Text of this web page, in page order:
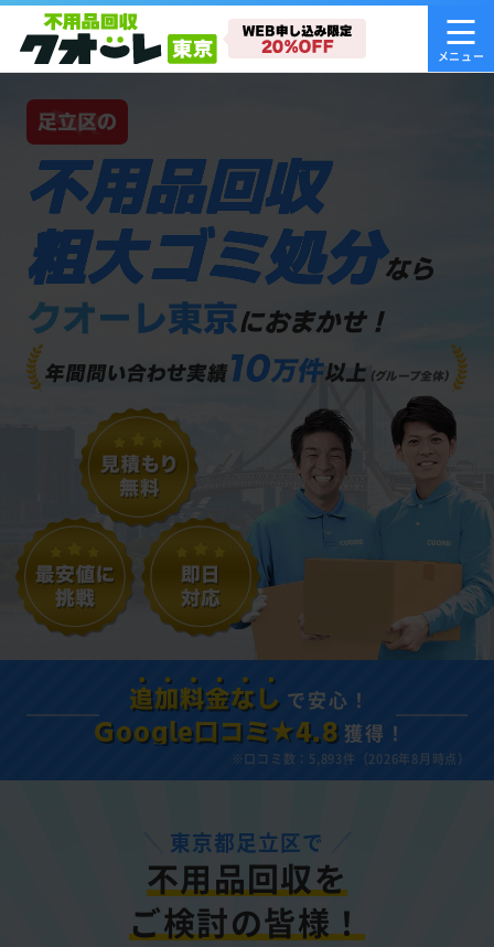
足立区の
不用品回収
粗大ゴミ処分なら
クオーレ東京におまかせ！
追加料金なし で安心！
Google口コミ★4.8 獲得！
※口コミ数：5,893件（2026年8月時点）
東京都足立区で
不用品回収を
ご検討の皆様！